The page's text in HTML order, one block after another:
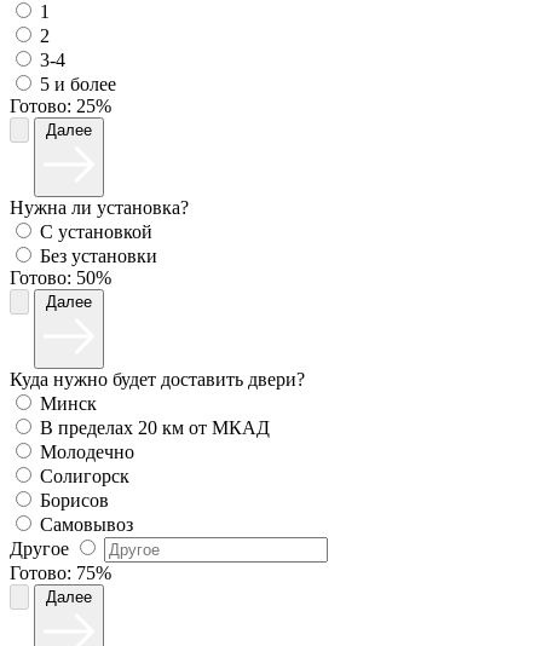
1
2
3-4
5 и более
Готово: 25%
Нужна ли установка?
С установкой
Без установки
Готово: 50%
Куда нужно будет доставить двери?
Минск
В пределах 20 км от МКАД
Молодечно
Солигорск
Борисов
Самовывоз
Другое
Готово: 75%